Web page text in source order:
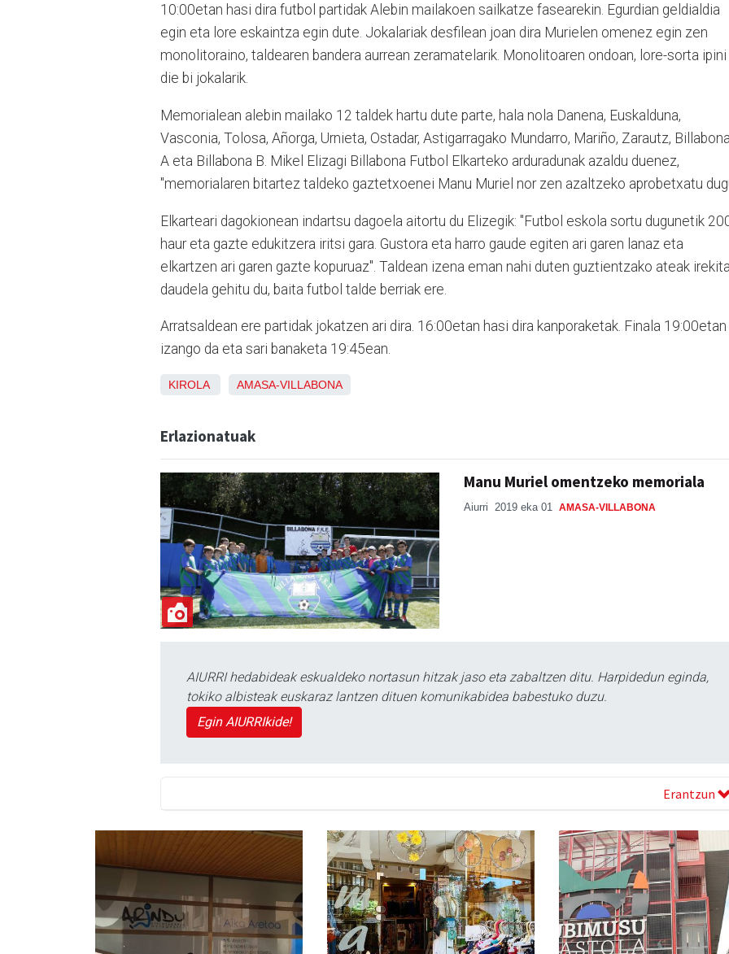
10:00etan hasi dira futbol partidak Alebin mailakoen sailkatze fasearekin. Egurdian geldialdia
egin eta lore eskaintza egin dute. Jokalariak desfilean joan dira Murielen omenez egin zen
monolitoraino, taldearen bandera aurrean zeramatelarik. Monolitoaren ondoan, lore-sorta ipini
die bi jokalarik.
Memorialean alebin mailako 12 taldek hartu dute parte, hala nola Danena, Euskalduna,
Vasconia, Tolosa, Añorga, Urnieta, Ostadar, Astigarragako Mundarro, Mariño, Zarautz, Billabona
A eta Billabona B. Mikel Elizagi Billabona Futbol Elkarteko arduradunak azaldu duenez,
"memorialaren bitartez taldeko gaztetxoenei Manu Muriel nor zen azaltzeko aprobetxatu
Elkarteari dagokionean indartsu dagoela aitortu du Elizegik: "Futbol eskola sortu dugunetik
haur eta gazte edukitzera iritsi gara. Gustora eta harro gaude egiten ari garen lanaz eta
elkartzen ari garen gazte kopuruaz". Taldean izena eman nahi duten guztientzako ateak irekita
daudela gehitu du, baita futbol talde berriak ere.
Arratsaldean ere partidak jokatzen ari dira. 16:00etan hasi dira kanporaketak. Finala 19:00etan
izango da eta sari banaketa 19:45ean.
KIROLA AMASA-VILLABONA
Erlazionatuak
Manu Muriel omentzeko memoriala
Aiurri 2019 eka 01 AMASA-VILLABONA
AIURRI hedabideak eskualdeko nortasun hitzak jaso eta zabaltzen ditu. Harpidedun eginda,
tokiko albisteak euskaraz lantzen dituen komunikabidea babestuko duzu.
Egin AIURRIkide!
Erantzun